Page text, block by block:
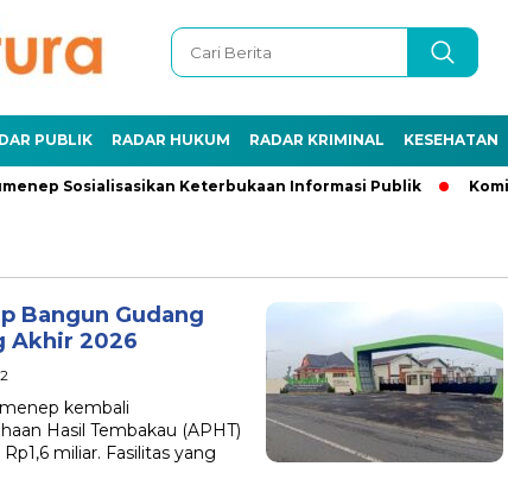
PUBLIK RADAR HUKUM RADAR KRIMINAL KESEHATAN
Sosialisasikan Keterbukaan Informasi Publik
Bangun Gudang
Akhir 2026
kembali
Hasil Tembakau (APHT)
miliar. Fasilitas yang